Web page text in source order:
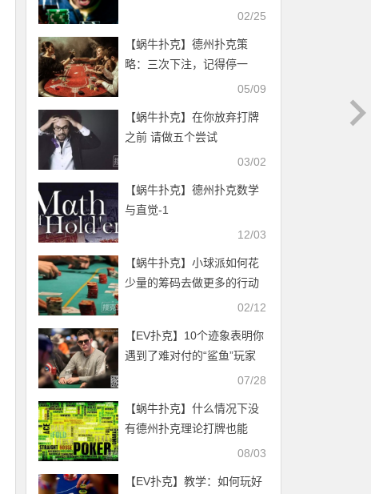
02/25
【蜗牛扑克】德州扑克策
略：三次下注，记得停一
05/09
【蜗牛扑克】在你放弃打牌
之前 请做五个尝试
03/02
【蜗牛扑克】德州扑克数学
与直觉-1
12/03
【蜗牛扑克】小球派如何花
少量的筹码去做更多的行动
02/12
【EV扑克】10个迹象表明你
遇到了难对付的“鲨鱼”玩家
07/28
【蜗牛扑克】什么情况下没
有德州扑克理论打牌也能
08/03
【EV扑克】教学：如何玩好